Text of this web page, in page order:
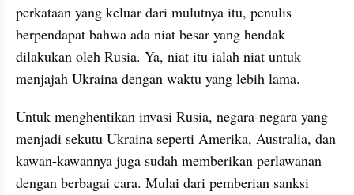
perkataan yang keluar dari mulutnya itu, penulis
berpendapat bahwa ada niat besar yang hendak
dilakukan oleh Rusia. Ya, niat itu ialah niat untuk
menjajah Ukraina dengan waktu yang lebih lama.
Untuk menghentikan invasi Rusia, negara-negara yang
menjadi sekutu Ukraina seperti Amerika, Australia, dan
kawan-kawannya juga sudah memberikan perlawanan
dengan berbagai cara. Mulai dari pemberian sanksi